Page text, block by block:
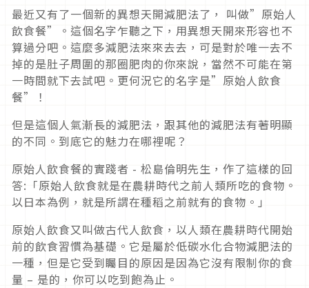
最近又有了一個新的異想天開減肥法了， 叫做”原始人
飲食餐”。這個名字乍聽之下，用異想天開來形容也不
算過分吧。這麼多減肥法來來去去，可是對於唯一去不
掉的是肚子周圍的那圈肥肉的你來說，當然不可能在第
一時間就下去試吧。更何況它的名字是”原始人飲食
餐”！
但是這個人氣漸長的減肥法，跟其他的減肥法有著明顯
的不同。到底它的魅力在哪裡呢？
原始人飲食餐的實踐者 - 松島倫明先生，作了這樣的回
答:「原始人飲食就是在農耕時代之前人類所吃的食物。
以日本為例，就是所謂在種稻之前就有的食物。」
原始人飲食又叫做古代人飲食，以人類在農耕時代開始
前的飲食習慣為基礎。它是屬於低碳水化合物減肥法的
一種，但是它受到矚目的原因是因為它沒有限制你的食
量 – 是的，你可以吃到飽為止。